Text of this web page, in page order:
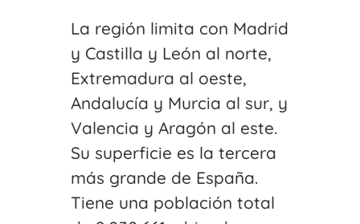
La región limita con Madrid
y Castilla y León al norte,
Extremadura al oeste,
Andalucía y Murcia al sur, y
Valencia y Aragón al este.
Su superficie es la tercera
más grande de España.
Tiene una población total